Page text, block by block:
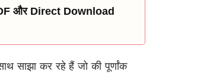
और Direct Download
साझा कर रहे हैं जो की पूर्णांक